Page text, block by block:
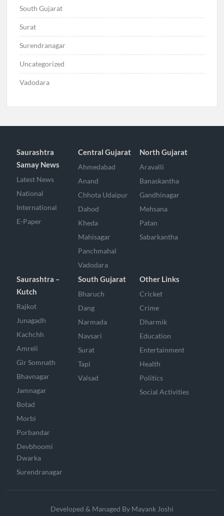
South Gujarat
Surat
Surendranagar
Uncategorized
Vadodara
Saurashtra
Samay News
Latest News
National
International
E-Paper
Central Gujarat
Ahmedabad
Anand
Chhota Udaipur
Dahod
Kheda
Mahisagar
Panchmahal
Vadodara
North Gujarat
Aravalli
Banaskantha
Gandhinagar
Mehsana
Patan
Sabarkantha
Saurashtra –
Kutch
Rajkot
Junagadh
Kachchh
Amreli
Gir Somnath
Bhavnagar
Jamnagar
Botad
Morbi
Porbandar
Devbhoomi
Dwarka
Surendranagar
South Gujarat
Bharuch
Dang
Narmada
Navsari
Surat
Tapi
Valsad
Other Links
Cricket
Crime
Dharmik
Education
Entertainment
Health
Politics
Social Activities
Developed & Managed By Mayank Joshi